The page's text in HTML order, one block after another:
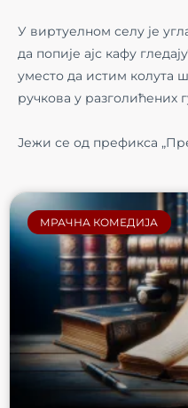
У виртуелном селу је
да попије ајс кафу
уместо да истим колута
ручкова у разголићених
Јежи се од префикса
МРАЧНА КОМЕДИЈА